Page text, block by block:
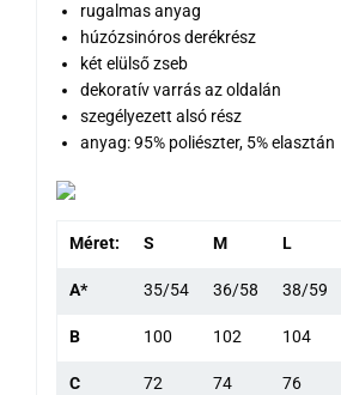
rugalmas anyag
húzózsinóros derékrész
két elülső zseb
dekoratív varrás az oldalán
szegélyezett alsó rész
anyag: 95% poliészter, 5% elasztán
Méret: S M L
A* 35/54 36/58 38/59
B 100 102 104
C 72 74 76